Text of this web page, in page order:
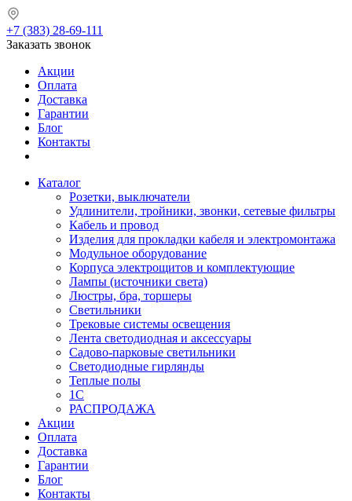
+7 (383) 28-69-111
Заказать звонок
Акции
Оплата
Доставка
Гарантии
Блог
Контакты
Каталог
Розетки, выключатели
Удлинители, тройники, звонки, сетевые фильтры
Кабель и провод
Изделия для прокладки кабеля и электромонтажа
Модульное оборудование
Корпуса электрощитов и комплектующие
Лампы (источники света)
Люстры, бра, торшеры
Светильники
Трековые системы освещения
Лента светодиодная и аксессуары
Садово-парковые светильники
Светодиодные гирлянды
Теплые полы
1С
РАСПРОДАЖА
Акции
Оплата
Доставка
Гарантии
Блог
Контакты